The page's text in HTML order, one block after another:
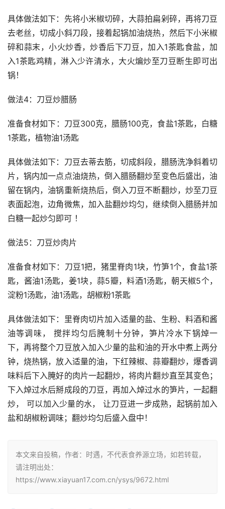
具体做法如下：先将小米椒切碎，大蒜拍扁剁碎，再将刀豆
去老丝，切成小斜刀段，接着起锅加油烧热，然后下小米椒
碎和蒜末，小火炒香，炒香后下刀豆，加入1茶匙食盐，加
入1茶匙鸡精，淋入少许清水，大火煸炒至刀豆断生即可出
锅！
做法4：刀豆炒腊肠
准备食材如下：刀豆300克，腊肠100克，食盐1茶匙，白糖
1茶匙，植物油1汤匙
具体做法如下：刀豆去蒂去筋，切成斜段，腊肠洗净斜着切
片，锅内加一点点油烧热，倒入腊肠翻炒至变色后盛出，油
留在锅内，油锅重新烧热后，倒入刀豆不断翻炒，炒至刀豆
表面起泡，边角微焦，加入盐翻炒均匀，继续倒入腊肠并加
白糖一起炒匀即可 ！
做法5：刀豆炒肉片
准备食材如下：刀豆1把，猪里脊肉1块，竹笋1个，食盐1茶
匙，酱油1汤匙，姜1块，蒜5瓣，料酒1汤匙，朝天椒5个，
淀粉1汤匙，油1汤匙，胡椒粉1茶匙
具体做法如下：里脊肉切片加入适量的盐、生粉、料酒和酱
油等调味， 搅拌均匀后腌制十分钟，笋片冷水下锅焯一
下，再将整个刀豆放入加入少量的盐和油的开水中煮上两分
钟，烧热锅，放入适量的油，下红辣椒、蒜瓣翻炒，爆香调
味料后下入腌好的肉片一起翻炒，将肉片翻炒直至其变色；
下入焯过水后掰成段的刀豆，再加入焯过水的笋片，一起翻
炒， 可以加入少量的水， 让刀豆进一步成熟，起锅前加入
盐和胡椒粉调味；翻炒均匀后盛入盘中！
本文来自投稿，作者：时遇，不代表食养源立场，如若转载，
请注明出处：
https://www.xiayuan17.com.cn/ysys/9672.html